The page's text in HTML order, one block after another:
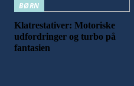
BØRN
Klatrestativer: Motoriske
udfordringer og turbo på
fantasien